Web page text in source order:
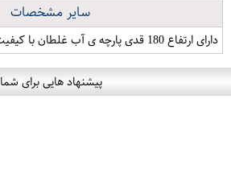
سایر مشخصات
دارای ارتفاع 180 قدی پارچه ی آب غلطان با کیفیت
پیشنهاد هایی برای شما